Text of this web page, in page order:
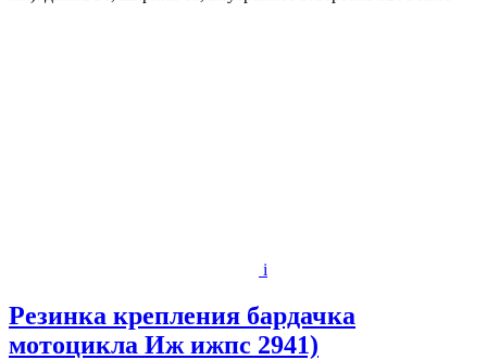
i
Резинка крепления бардачка
мотоцикла Иж ижпс 2941)